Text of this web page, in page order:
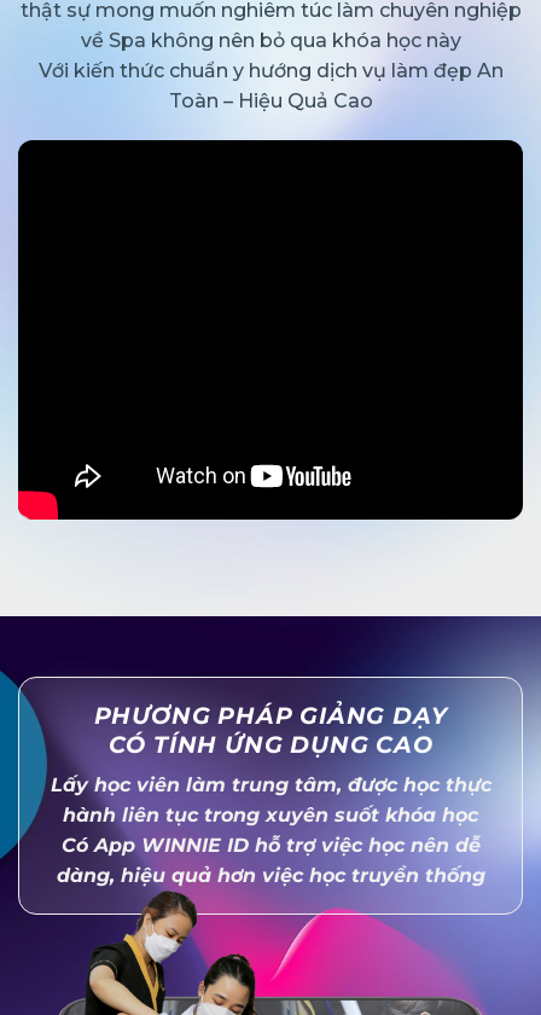
thật sự mong muốn nghiêm túc làm chuyên nghiệp
về Spa không nên bỏ qua khóa học này
Với kiến thức chuẩn y hướng dịch vụ làm đẹp An
Toàn – Hiệu Quả Cao
PHƯƠNG PHÁP GIẢNG DẠY
CÓ TÍNH ỨNG DỤNG CAO
Lấy học viên làm trung tâm, được học thực
hành liên tục trong xuyên suốt khóa học
Có App WINNIE ID hỗ trợ việc học nên dễ
dàng, hiệu quả hơn việc học truyền thống